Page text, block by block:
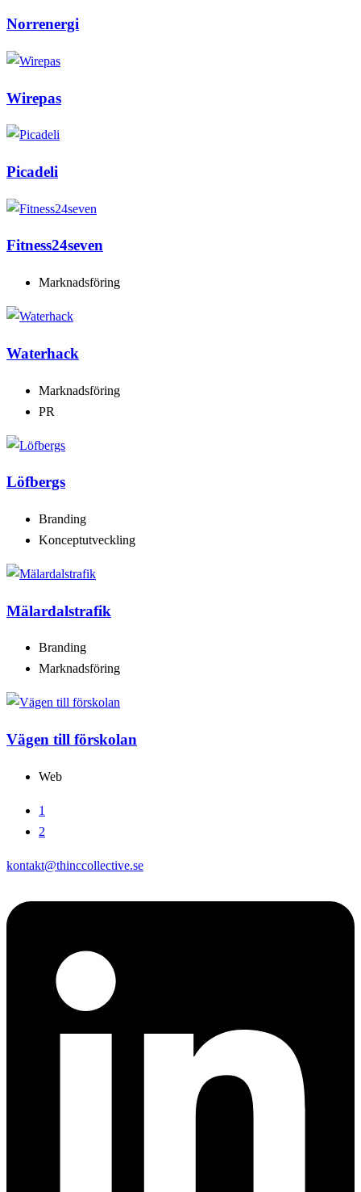
Norrenergi
Wirepas
Picadeli
Fitness24seven
Marknadsföring
Waterhack
Marknadsföring
PR
Löfbergs
Branding
Konceptutveckling
Mälardalstrafik
Branding
Marknadsföring
Vägen till förskolan
Web
1
2
kontakt@thinccollective.se